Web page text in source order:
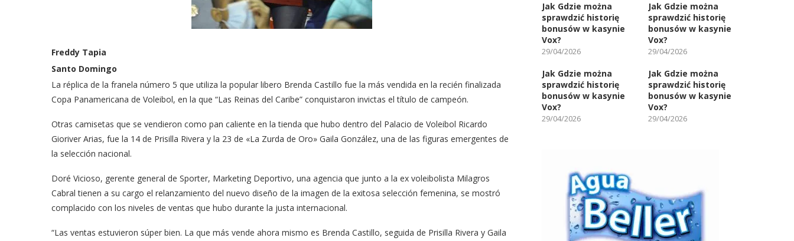
Freddy Tapia
Santo Domingo
La réplica de la franela número 5 que utiliza la popular libero Brenda Castillo fue la más vendida en la recién finalizada
Copa Panamericana de Voleibol, en la que “Las Reinas del Caribe” conquistaron invictas el título de campeón.
Otras camisetas que se vendieron como pan caliente en la tienda que hubo dentro del Palacio de Voleibol Ricardo
Gioriver Arias, fue la 14 de Prisilla Rivera y la 23 de «La Zurda de Oro» Gaila González, una de las figuras emergentes de
la selección nacional.
Doré Vicioso, gerente general de Sporter, Marketing Deportivo, una agencia que junto a la ex voleibolista Milagros
Cabral tienen a su cargo el relanzamiento del nuevo diseño de la imagen de la exitosa selección femenina, se mostró
complacido con los niveles de ventas que hubo durante la justa internacional.
“Las ventas estuvieron súper bien. La que más vende ahora mismo es Brenda Castillo, seguida de Prisilla Rivera y Gaila
Jak Gdzie można
sprawdzić historię
bonusów w kasynie
Vox?
29/04/2026
Jak Gdzie można
sprawdzić historię
bonusów w kasynie
Vox?
29/04/2026
Jak Gdzie można
sprawdzić historię
bonusów w kasynie
Vox?
29/04/2026
Jak Gdzie można
sprawdzić historię
bonusów w kasynie
Vox?
29/04/2026